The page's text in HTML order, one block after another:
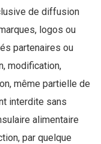
de diffusion
logos ou
partenaires ou
modification,
même partielle de
interdite sans
alimentaire
par quelque